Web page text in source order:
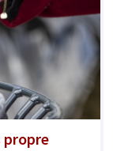
propre